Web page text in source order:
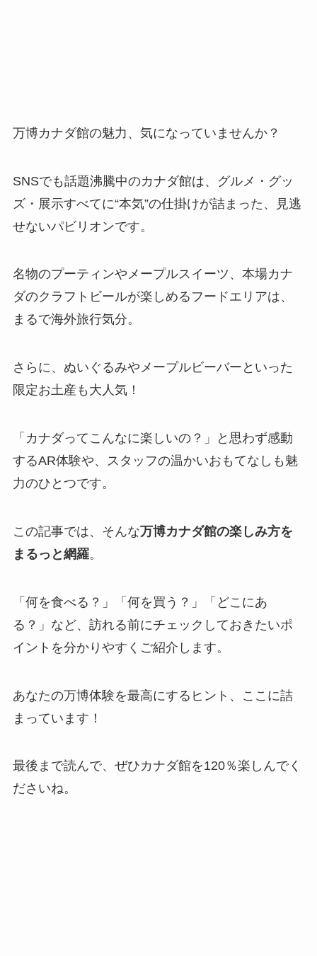
万博カナダ館の魅力、気になっていませんか？
SNSでも話題沸騰中のカナダ館は、グルメ・グッ
ズ・展示すべてに“本気”の仕掛けが詰まった、見逃
せないパビリオンです。
名物のプーティンやメープルスイーツ、本場カナ
ダのクラフトビールが楽しめるフードエリアは、
まるで海外旅行気分。
さらに、ぬいぐるみやメープルビーバーといった
限定お土産も大人気！
「カナダってこんなに楽しいの？」と思わず感動
するAR体験や、スタッフの温かいおもてなしも魅
力のひとつです。
この記事では、そんな万博カナダ館の楽しみ方を
まるっと網羅。
「何を食べる？」「何を買う？」「どこにあ
る？」など、訪れる前にチェックしておきたいポ
イントを分かりやすくご紹介します。
あなたの万博体験を最高にするヒント、ここに詰
まっています！
最後まで読んで、ぜひカナダ館を120％楽しんでく
ださいね。